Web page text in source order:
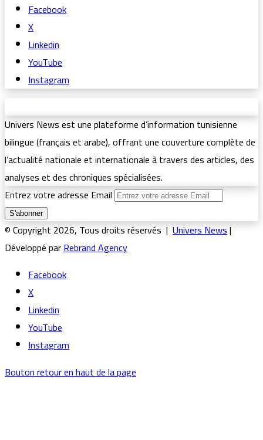
Facebook
X
Linkedin
YouTube
Instagram
Univers News est une plateforme d’information tunisienne
bilingue (français et arabe), offrant une couverture complète de
l’actualité nationale et internationale à travers des articles, des
analyses et des chroniques spécialisées.
Entrez votre adresse Email
© Copyright 2026, Tous droits réservés |Univers News|
Développé parRebrand Agency
Facebook
X
Linkedin
YouTube
Instagram
Bouton retour en haut de la page